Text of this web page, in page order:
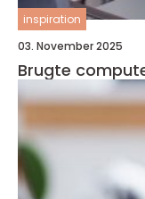
inspiration
03. November 2025
Brugte